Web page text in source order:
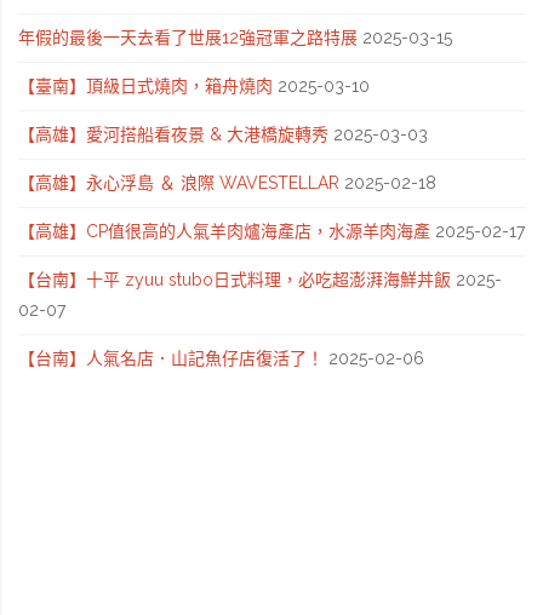
年假的最後一天去看了世展12強冠軍之路特展 2025-03-15
【臺南】頂級日式燒肉，箱舟燒肉 2025-03-10
【高雄】愛河搭船看夜景 & 大港橋旋轉秀 2025-03-03
【高雄】永心浮島 ＆ 浪際 WAVESTELLAR 2025-02-18
【高雄】CP值很高的人氣羊肉爐海產店，水源羊肉海產 2025-02-17
【台南】十平 zyuu stubo日式料理，必吃超澎湃海鮮丼飯 2025-
02-07
【台南】人氣名店．山記魚仔店復活了！ 2025-02-06